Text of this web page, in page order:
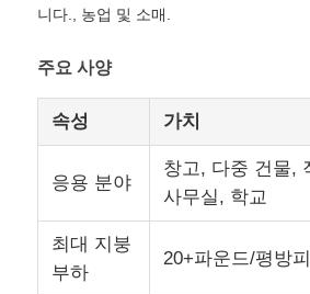
니다., 농업 및 소매.
주요 사양
속성 가치
응용 분야
창고, 다중 건물,
사무실, 학교
최대 지붕
부하
20+파운드/평방